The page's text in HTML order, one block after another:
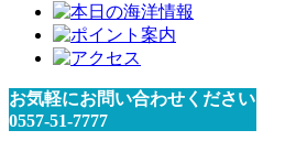
お気軽にお問い合わせください
0557-51-7777